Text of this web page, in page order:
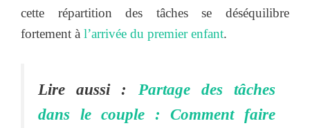
cette répartition des tâches se déséquilibre
fortement à l’arrivée du premier enfant.
Lire aussi : Partage des tâches
dans le couple : Comment faire